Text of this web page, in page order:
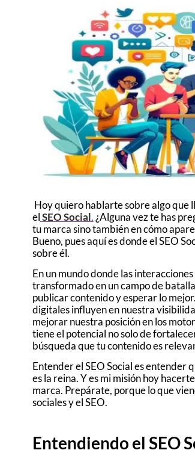
Hoy quiero hablarte sobre algo que
elSEO Social.¿Alguna vez te has
tu marca sino también en cómo
Bueno, pues aquí es donde el SEO
sobre él.
En un mundo donde las
transformado en un campo de
publicar contenido y esperar lo
digitales influyen en nuestra
mejorar nuestra posición en los
tiene el potencial no solo de
búsqueda que tu contenido es
Entender el SEO Social es entender
es la reina. Y es mi misión hoy
marca. Prepárate, porque lo que
sociales y el SEO.
Entendiendo el SEO